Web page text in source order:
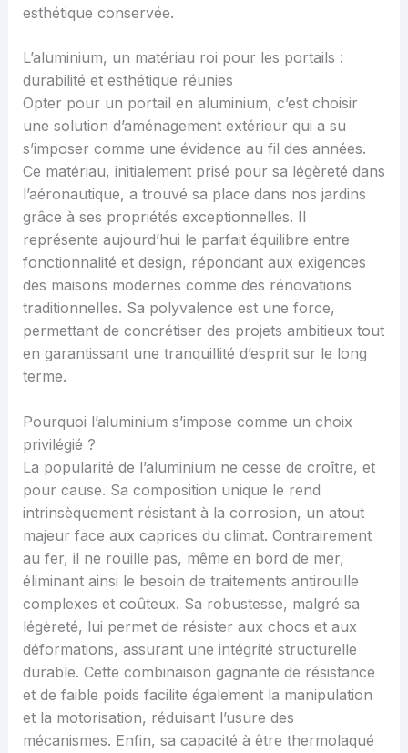
esthétique conservée.
L’aluminium, un matériau roi pour les portails :
durabilité et esthétique réunies
Opter pour un portail en aluminium, c’est choisir
une solution d’aménagement extérieur qui a su
s’imposer comme une évidence au fil des années.
Ce matériau, initialement prisé pour sa légèreté dans
l’aéronautique, a trouvé sa place dans nos jardins
grâce à ses propriétés exceptionnelles. Il
représente aujourd’hui le parfait équilibre entre
fonctionnalité et design, répondant aux exigences
des maisons modernes comme des rénovations
traditionnelles. Sa polyvalence est une force,
permettant de concrétiser des projets ambitieux tout
en garantissant une tranquillité d’esprit sur le long
terme.
Pourquoi l’aluminium s’impose comme un choix
privilégié ?
La popularité de l’aluminium ne cesse de croître, et
pour cause. Sa composition unique le rend
intrinsèquement résistant à la corrosion, un atout
majeur face aux caprices du climat. Contrairement
au fer, il ne rouille pas, même en bord de mer,
éliminant ainsi le besoin de traitements antirouille
complexes et coûteux. Sa robustesse, malgré sa
légèreté, lui permet de résister aux chocs et aux
déformations, assurant une intégrité structurelle
durable. Cette combinaison gagnante de résistance
et de faible poids facilite également la manipulation
et la motorisation, réduisant l’usure des
mécanismes. Enfin, sa capacité à être thermolaqué